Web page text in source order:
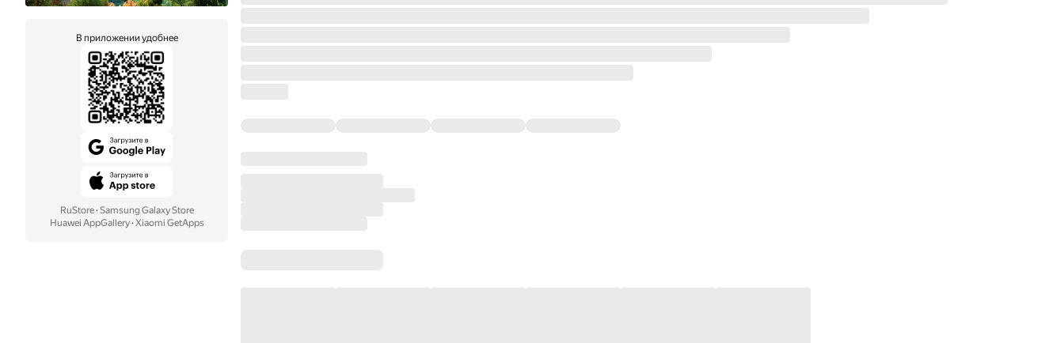
В приложении удобнее
RuStore· Samsung Galaxy Store
Huawei AppGallery· Xiaomi GetApps